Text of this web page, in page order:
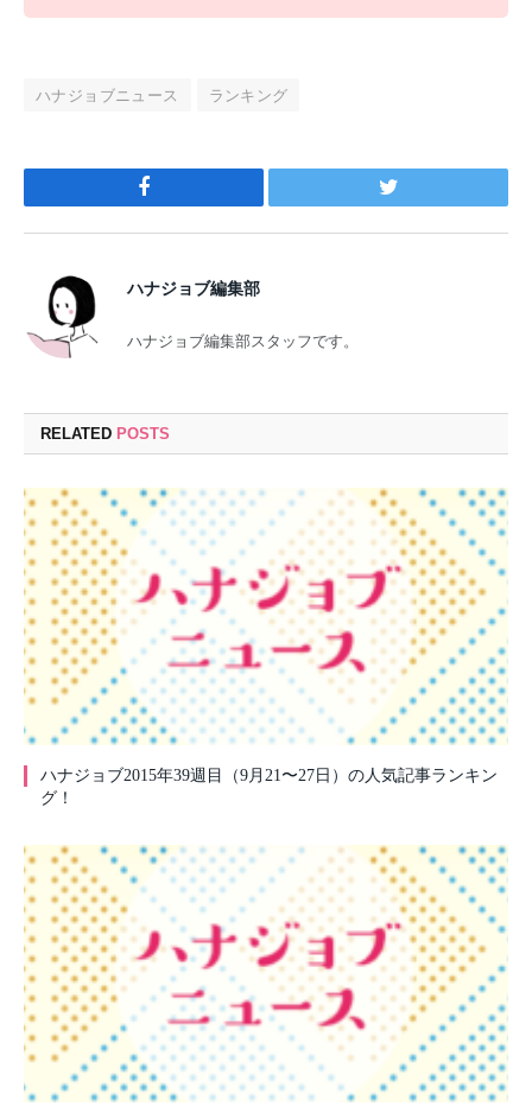
ハナジョブニュース ランキング
Facebook Twitter
ハナジョブ編集部
ハナジョブ編集部スタッフです。
RELATED POSTS
ハナジョブ2015年39週目（9月21〜27日）の人気記事ランキン
グ！